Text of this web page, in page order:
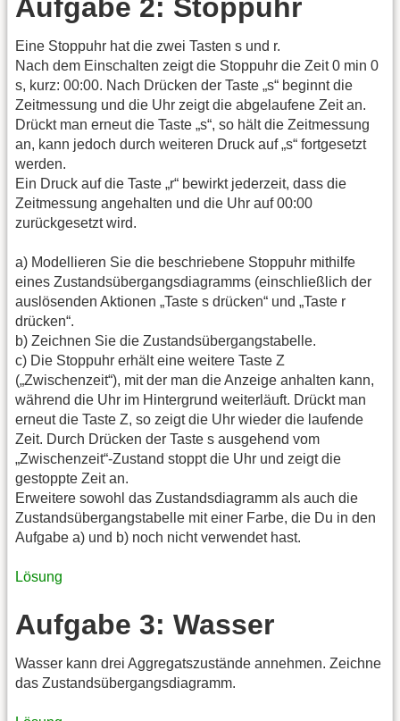
Aufgabe 2: Stoppuhr
Eine Stoppuhr hat die zwei Tasten s und r.
Nach dem Einschalten zeigt die Stoppuhr die Zeit 0 min 0
s, kurz: 00:00. Nach Drücken der Taste „s“ beginnt die
Zeitmessung und die Uhr zeigt die abgelaufene Zeit an.
Drückt man erneut die Taste „s“, so hält die Zeitmessung
an, kann jedoch durch weiteren Druck auf „s“ fortgesetzt
werden.
Ein Druck auf die Taste „r“ bewirkt jederzeit, dass die
Zeitmessung angehalten und die Uhr auf 00:00
zurückgesetzt wird.
a) Modellieren Sie die beschriebene Stoppuhr mithilfe
eines Zustandsübergangsdiagramms (einschließlich der
auslösenden Aktionen „Taste s drücken“ und „Taste r
drücken“.
b) Zeichnen Sie die Zustandsübergangstabelle.
c) Die Stoppuhr erhält eine weitere Taste Z
(„Zwischenzeit“), mit der man die Anzeige anhalten kann,
während die Uhr im Hintergrund weiterläuft. Drückt man
erneut die Taste Z, so zeigt die Uhr wieder die laufende
Zeit. Durch Drücken der Taste s ausgehend vom
„Zwischenzeit“-Zustand stoppt die Uhr und zeigt die
gestoppte Zeit an.
Erweitere sowohl das Zustandsdiagramm als auch die
Zustandsübergangstabelle mit einer Farbe, die Du in den
Aufgabe a) und b) noch nicht verwendet hast.
Lösung
Aufgabe 3: Wasser
Wasser kann drei Aggregatszustände annehmen. Zeichne
das Zustandsübergangsdiagramm.